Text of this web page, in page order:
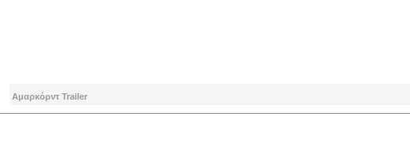
Αμαρκόρντ Trailer